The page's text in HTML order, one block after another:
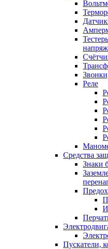
Реле
Средства
Знаки
Пускатели,